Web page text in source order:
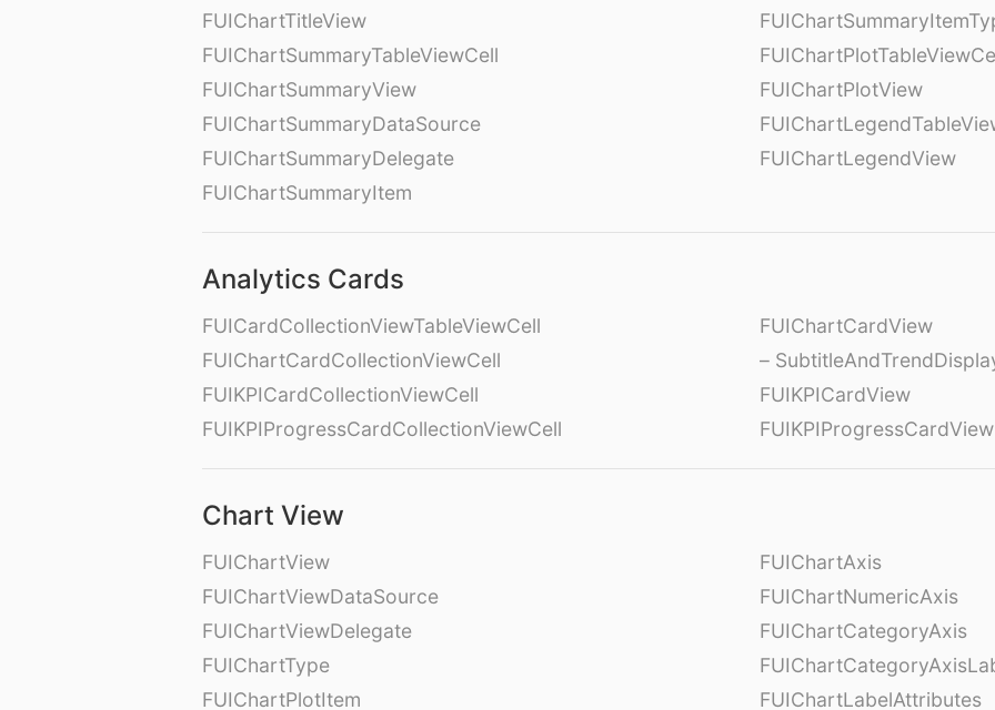
FUIChartTitleView
FUIChartSummaryTableViewCell
FUIChartSummaryView
FUIChartSummaryDataSource
FUIChartSummaryDelegate
FUIChartSummaryItem
FUIChartPlotView
FUIChartLegendView
Analytics Cards
FUICardCollectionViewTableViewCell
FUIChartCardCollectionViewCell
FUIKPICardCollectionViewCell
FUIKPIProgressCardCollectionViewCell
FUIChartCardView
–
FUIKPICardView
FUIKPIProgressCardView
Chart View
FUIChartView
FUIChartViewDataSource
FUIChartViewDelegate
FUIChartType
FUIChartPlotItem
FUIChartAxis
FUIChartNumericAxis
FUIChartCategoryAxis
FUIChartLabelAttributes